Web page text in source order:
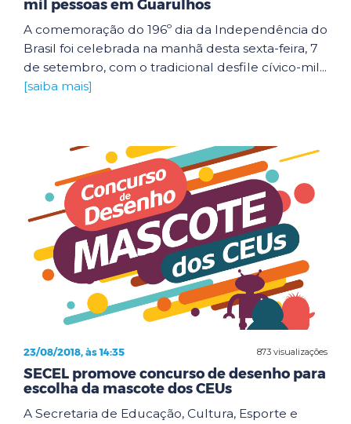
mil pessoas em Guarulhos
A comemoração do 196º dia da Independência do
Brasil foi celebrada na manhã desta sexta-feira, 7
de setembro, com o tradicional desfile cívico-mil...
[saiba mais]
873 visualizações
23/08/2018, às 14:35
SECEL promove concurso de desenho para
escolha da mascote dos CEUs
A Secretaria de Educação, Cultura, Esporte e